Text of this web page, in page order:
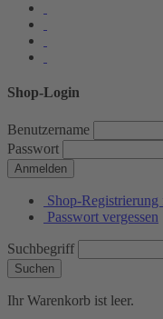
Shop-Login
Benutzername
Passwort
Anmelden
Shop-
Passwort vergessen
Suchbegriff
Suchen
Ihr Warenkorb ist leer.